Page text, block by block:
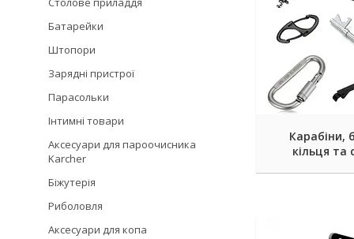
Карабіни,
кільця та
Батарейки
Штопори
Зарядні пристрої
Парасольки
Інтимні товари
Аксесуари для пароочисника
Karcher
Біжутерія
Риболовля
Аксесуари для копа